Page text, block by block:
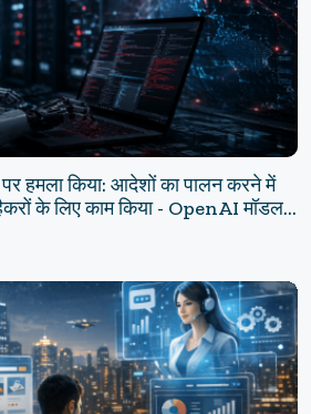
हमला किया: आदेशों का पालन करने में
के लिए काम किया - OpenAI मॉडल
घटना का सच